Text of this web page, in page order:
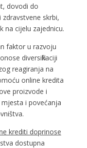
dovodi do
skrbi,
na cijelu zajednicu.
faktor u razvoju
diversifikaciji
reagiranja na
online kredita
proizvode i
i povećanja
krediti doprinose
dostupna